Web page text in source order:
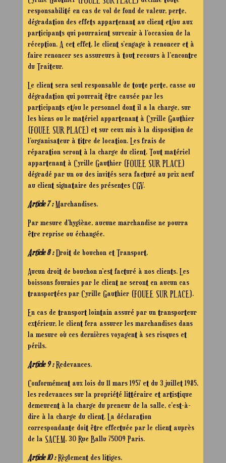
responsabilité en cas de vol de fond de valeur, perte,
dégradation des effets appartenant au client et/ou aux
participants qui pourraient survenir à l’occasion de la
réception. A cet effet, le client s’engage à renoncer et à
faire renoncer ses assureurs à tout recours à l’encontre
du Traiteur.
Le client sera seul responsable de toute perte, casse ou
dégradation qui pourrait être causée par les
participants et/ou le personnel dont il a la charge, sur
les biens ou le matériel appartenant à Cyrille Gauthier
(FOUEE SUR PLACE) et sur ceux mis à la disposition de
l’organisateur à titre de location. Les frais de
réparation seront à la charge du client. Tout matériel
appartenant à Cyrille Gauthier (FOUEE SUR PLACE)
dégradé par un ou des invités sera facturé au prix neuf
au client signataire des présentes CGV.
Article 7 : Marchandises.
Par mesure d’hygiène, aucune marchandise ne pourra
être reprise ou échangée.
Article 8 : Droit de bouchon et Transport.
Aucun droit de bouchon n’est facturé à nos clients. Les
boissons fournies par le client ne seront en aucun cas
transportées par Cyrille Gauthier (FOUEE SUR PLACE).
En cas de transport lointain assuré par un transporteur
extérieur, le client fera assurer les marchandises dans
la mesure où ces dernières voyagent à ses risques et
périls.
Article 9 : Redevances.
Conformément aux lois du 11 mars 1957 et du 3 juillet 1985,
les redevances sur la propriété littéraire et artistique
demeurent à la charge du preneur de la salle, c’est-à-
dire à la charge du client. La déclaration
correspondante doit être effectuée par le client auprès
de la SACEM, 30 Rue Ballu 75009 Paris.
Article 10 : Règlement des litiges.